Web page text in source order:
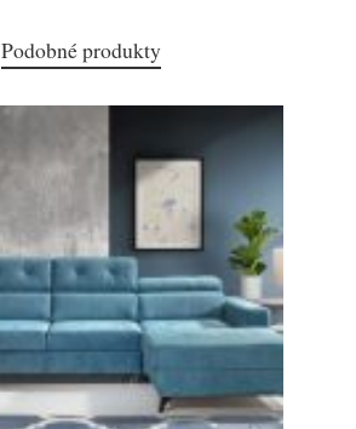
Podobné produkty